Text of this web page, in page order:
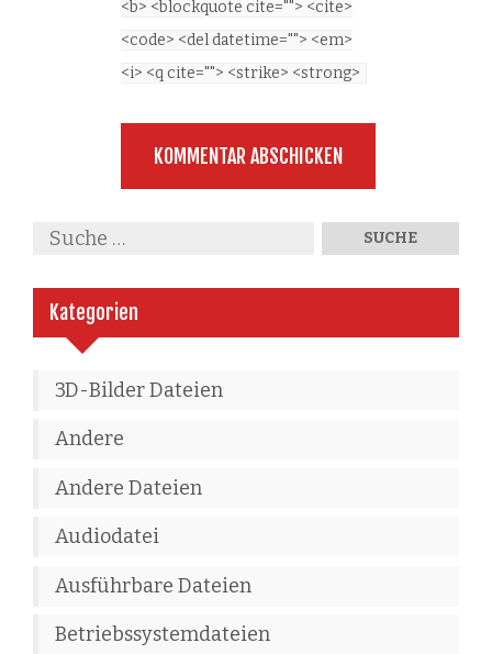
<b> <blockquote cite=""> <cite>
<code> <del datetime=""> <em>
<i> <q cite=""> <strike> <strong>
Kategorien
3D-Bilder Dateien
Andere
Andere Dateien
Audiodatei
Ausführbare Dateien
Betriebssystemdateien